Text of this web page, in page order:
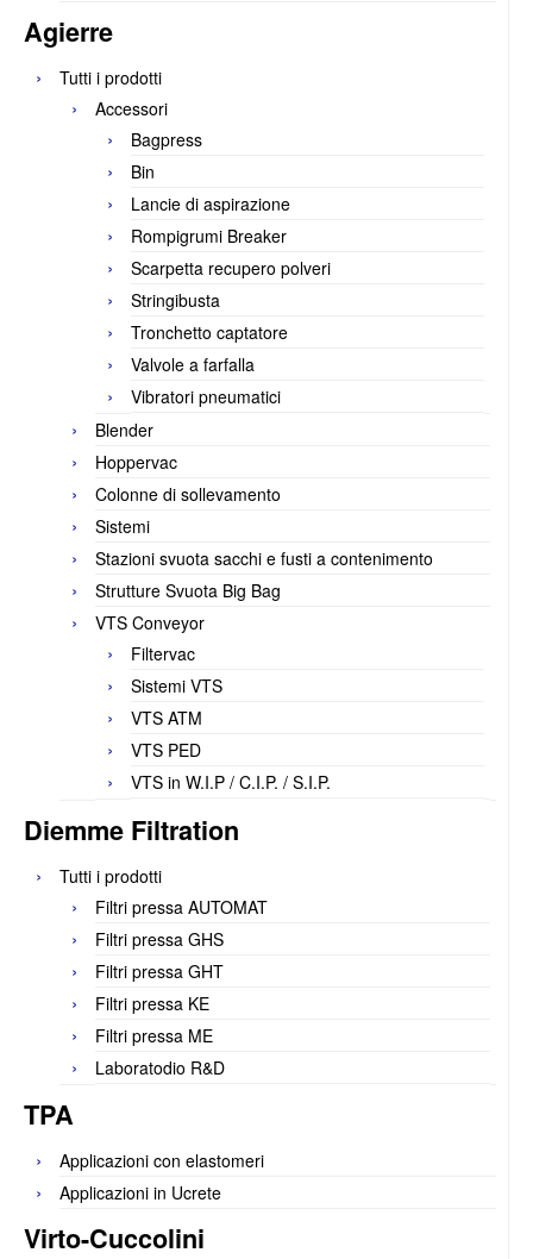
Agierre
Tutti i prodotti
Accessori
Bagpress
Bin
Lancie di aspirazione
Rompigrumi Breaker
Scarpetta recupero polveri
Stringibusta
Tronchetto captatore
Valvole a farfalla
Vibratori pneumatici
Blender
Hoppervac
Colonne di sollevamento
Sistemi
Stazioni svuota sacchi e fusti a contenimento
Strutture Svuota Big Bag
VTS Conveyor
Filtervac
Sistemi VTS
VTS ATM
VTS PED
VTS in W.I.P / C.I.P. / S.I.P.
Diemme Filtration
Tutti i prodotti
Filtri pressa AUTOMAT
Filtri pressa GHS
Filtri pressa GHT
Filtri pressa KE
Filtri pressa ME
Laboratodio R&D
TPA
Applicazioni con elastomeri
Applicazioni in Ucrete
Virto-Cuccolini